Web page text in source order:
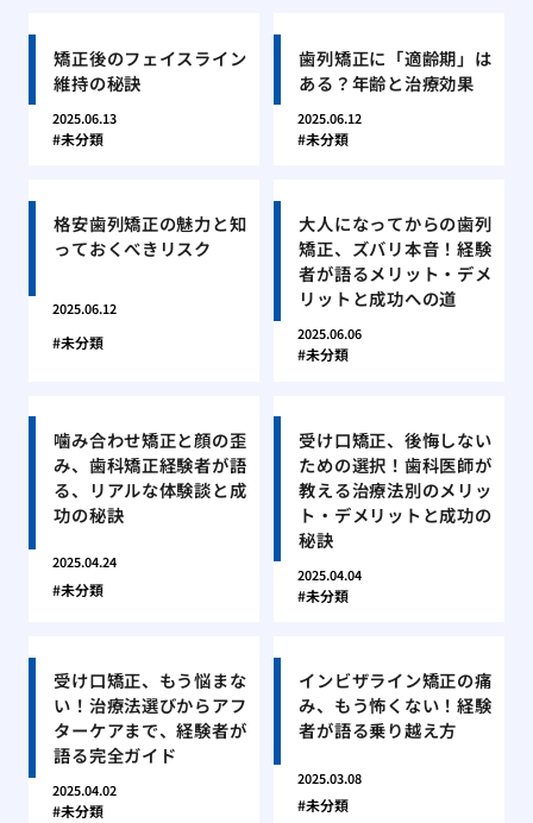
矯正後のフェイスライン
維持の秘訣
2025.06.13
未分類
歯列矯正に「適齢期」は
ある？年齢と治療効果
2025.06.12
未分類
格安歯列矯正の魅力と知
っておくべきリスク
2025.06.12
未分類
大人になってからの歯列
矯正、ズバリ本音！経験
者が語るメリット・デメ
リットと成功への道
2025.06.06
未分類
噛み合わせ矯正と顔の歪
み、歯科矯正経験者が語
る、リアルな体験談と成
功の秘訣
2025.04.24
未分類
受け口矯正、後悔しない
ための選択！歯科医師が
教える治療法別のメリッ
ト・デメリットと成功の
秘訣
2025.04.04
未分類
受け口矯正、もう悩まな
い！治療法選びからアフ
ターケアまで、経験者が
語る完全ガイド
2025.04.02
未分類
インビザライン矯正の痛
み、もう怖くない！経験
者が語る乗り越え方
2025.03.08
未分類